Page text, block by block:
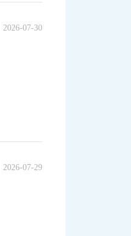
2026-07-30
2026-07-29